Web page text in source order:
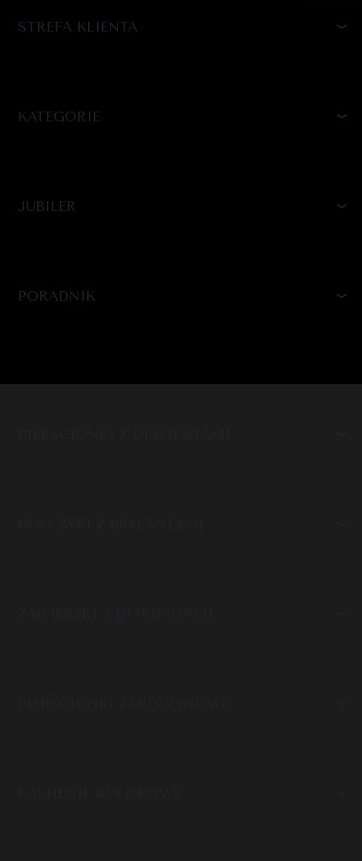
STREFA KLIENTA
KATEGORIE
JUBILER
PORADNIK